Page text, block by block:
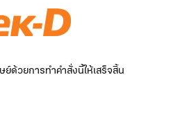
ด้วยการทำคำสั่งนี้ให้เสร็จสิ้น